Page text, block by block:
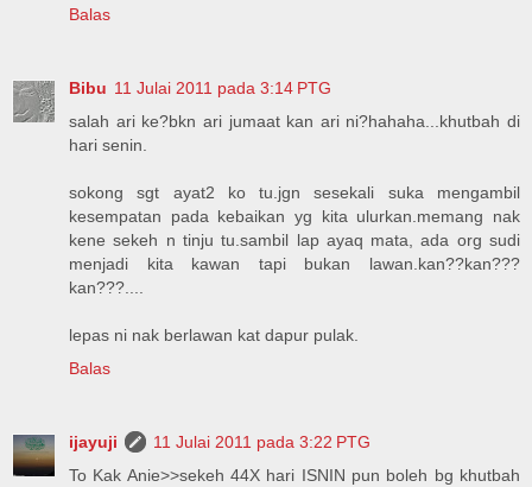
Balas
Bibu 11 Julai 2011 pada 3:14 PTG
salah ari ke?bkn ari jumaat kan ari ni?hahaha...khutbah di
hari senin.
sokong sgt ayat2 ko tu.jgn sesekali suka mengambil
kesempatan pada kebaikan yg kita ulurkan.memang nak
kene sekeh n tinju tu.sambil lap ayaq mata, ada org sudi
menjadi kita kawan tapi bukan lawan.kan??kan???
kan???....
lepas ni nak berlawan kat dapur pulak.
Balas
ijayuji
11 Julai 2011 pada 3:22 PTG
To Kak Anie>>sekeh 44X hari ISNIN pun boleh bg khutbah